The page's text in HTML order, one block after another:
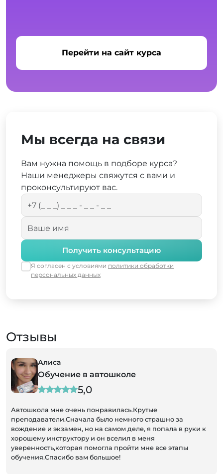
Перейти на сайт курса
Мы всегда на связи
Вам нужна помощь в подборе курса?
Наши менеджеры свяжутся с вами и
проконсультируют вас.
Получить консультацию
Я согласен с условиями политики обработки
персональных данных
Отзывы
Алиса
Обучение в автошколе
5,0
Автошкола мне очень понравилась.Крутые
преподаватели.Сначала было немного страшно за
вождение и экзамен, но на самом деле, я попала в руки к
хорошему инструктору и он вселил в меня
уверенность,которая помогла пройти мне все этапы
обучения.Спасибо вам большое!